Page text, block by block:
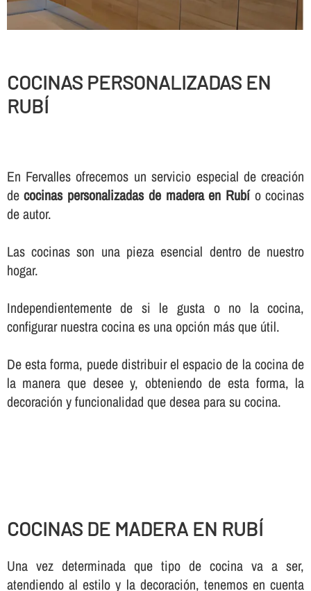
COCINAS PERSONALIZADAS EN
RUBÍ
En Fervalles ofrecemos un servicio especial de creación
decocinas personalizadas de madera en Rubío cocinas
de autor.
Las cocinas son una pieza esencial dentro de nuestro
hogar.
Independientemente de si le gusta o no la cocina,
configurar nuestra cocina es una opción más que útil.
De esta forma, puede distribuir el espacio de la cocina de
la manera que desee y, obteniendo de esta forma, la
decoración y funcionalidad que desea para su cocina.
COCINAS DE MADERA EN RUBÍ
Una vez determinada que tipo de cocina va a ser,
atendiendo al estilo y la decoración, tenemos en cuenta